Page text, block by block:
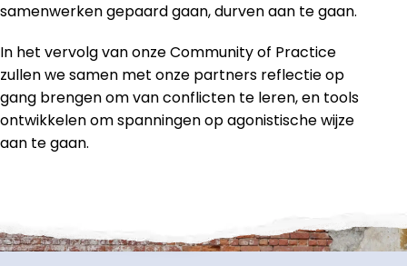
samenwerken gepaard gaan, durven aan te gaan.
In het vervolg van onze Community of Practice
zullen we samen met onze partners reflectie op
gang brengen om van conflicten te leren, en tools
ontwikkelen om spanningen op agonistische wijze
aan te gaan.